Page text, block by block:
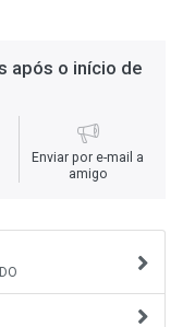
após o início de
Enviar por e-mail a
amigo